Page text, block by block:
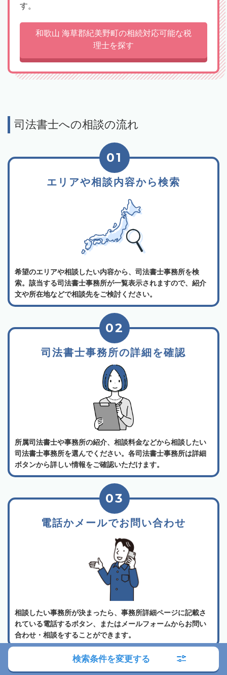
す。
和歌山 海草郡紀美野町の相続対応可能な税
理士を探す
司法書士への相談の流れ
エリアや相談内容から検索
01
希望のエリアや相談したい内容から、司法書士事務所を検
索。該当する司法書士事務所が一覧表示されますので、紹介
文や所在地などで相談先をご検討ください。
司法書士事務所の詳細を確認
02
所属司法書士や事務所の紹介、相談料金などから相談したい
司法書士事務所を選んでください。各司法書士事務所は詳細
ボタンから詳しい情報をご確認いただけます。
電話かメールでお問い合わせ
03
相談したい事務所が決まったら、事務所詳細ページに記載さ
れている電話するボタン、またはメールフォームからお問い
合わせ・相談をすることができます。
よくある質問
検索条件を変更する